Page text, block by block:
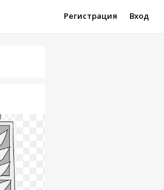
Регистрация Вход